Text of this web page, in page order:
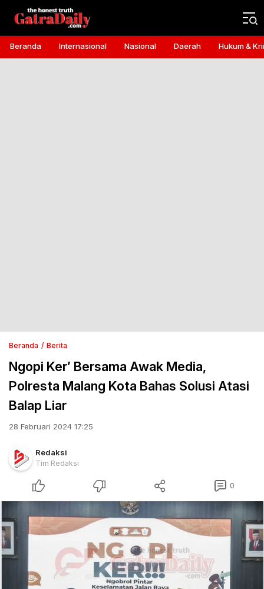
Gatra Daily
the honest truth
Beranda Internasional Nasional Daerah Hukum &
Beranda Berita
Ngopi Ker’ Bersama Awak Media,
Polresta Malang Kota Bahas Solusi Atasi
Balap Liar
28 Februari 2024 17:25
Redaksi
Tim Redaksi
0